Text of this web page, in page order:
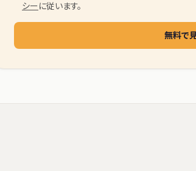
シーに従います。
無料で